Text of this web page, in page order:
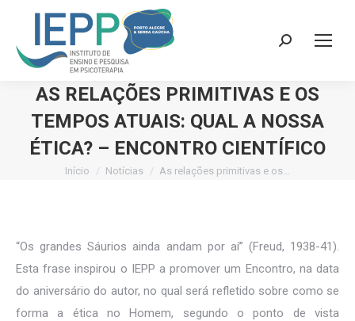
Search:
AS RELAÇÕES PRIMITIVAS E OS
TEMPOS ATUAIS: QUAL A NOSSA
ÉTICA? – ENCONTRO CIENTÍFICO
Você está aqui:
Início Notícias As relações primitivas e os…
“Os grandes Sáurios ainda andam por aí” (Freud, 1938-41).
Esta frase inspirou o IEPP a promover um Encontro, na data
do aniversário do autor, no qual será refletido sobre como se
forma a ética no Homem, segundo o ponto de vista